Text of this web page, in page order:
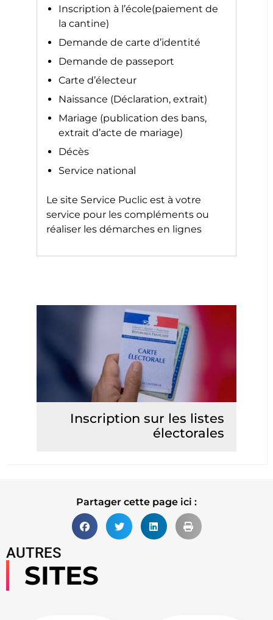
Inscription à l’école(paiement de
la cantine)
Demande de carte d’identité
Demande de passeport
Carte d’électeur
Naissance (Déclaration, extrait)
Mariage (publication des bans,
extrait d’acte de mariage)
Décès
Service national
Le site Service Puclic est à votre
service pour les compléments ou
réaliser les démarches en lignes
Inscription sur les listes
électorales
Partager cette page ici :
AUTRES
SITES